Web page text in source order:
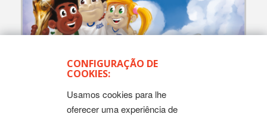
CONFIGURAÇÃO DE
COOKIES:
Usamos cookies para lhe
oferecer uma experiência de
CAMPANHAS E EVENTOS